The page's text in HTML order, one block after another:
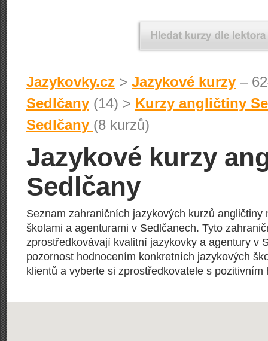
Jazykovky.cz > Jazykové kurzy –
Sedlčany (14) > Kurzy angličtiny
Sedlčany (8 kurzů)
Jazykové kurzy
Sedlčany
Seznam zahraničních jazykových kurzů angličtiny
školami a agenturami v Sedlčanech. Tyto
zprostředkovávají kvalitní jazykovky a agentury v
pozornost hodnocením konkretních jazykových
klientů a vyberte si zprostředkovatele s pozitivním